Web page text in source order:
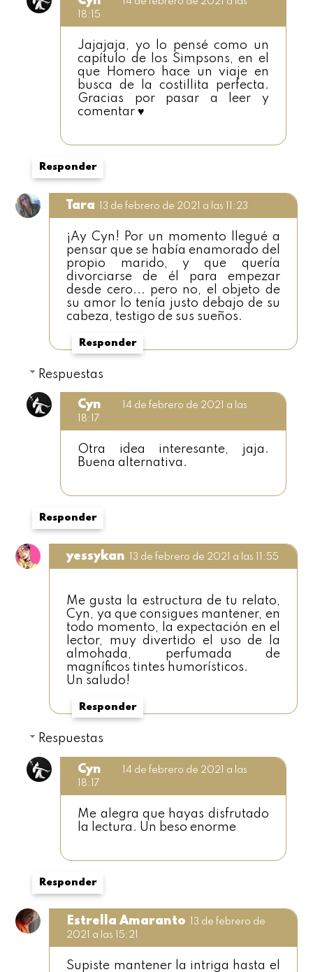
18:15
Jajajaja, yo lo pensé como un
capítulo de los Simpsons, en el
que Homero hace un viaje en
busca de la costillita perfecta.
Gracias por pasar a leer y
comentar ♥
Responder
Tara 13 de febrero de 2021 a las 11:23
¡Ay Cyn! Por un momento llegué a
pensar que se había enamorado del
propio marido, y que quería
divorciarse de él para empezar
desde cero... pero no, el objeto de
su amor lo tenía justo debajo de su
cabeza, testigo de sus sueños.
Responder
Respuestas
Cyn
14 de febrero de 2021 a las
18:17
Otra idea interesante, jaja.
Buena alternativa.
Responder
yessykan 13 de febrero de 2021 a las 11:55
Me gusta la estructura de tu relato,
Cyn, ya que consigues mantener, en
todo momento, la expectación en el
lector, muy divertido el uso de la
almohada, perfumada de
magníficos tintes humorísticos.
Un saludo!
Responder
Respuestas
Cyn
14 de febrero de 2021 a las
18:17
Me alegra que hayas disfrutado
la lectura. Un beso enorme
Responder
Estrella Amaranto
13 de febrero de
2021 a las 15:21
Supiste mantener la intriga hasta el